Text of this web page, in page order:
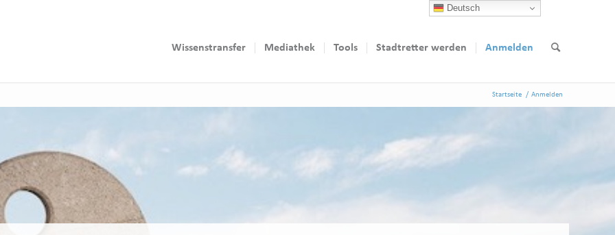
Wissenstransfer Mediathek Tools Stadtretter werden Anmelden
Startseite / Anmelden
Deutsch